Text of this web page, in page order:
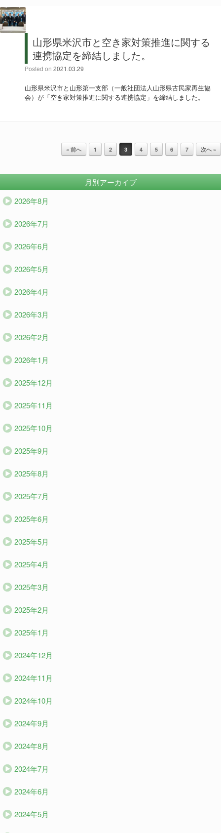
山形県米沢市と空き家対策推進に関する
連携協定を締結しました。
Posted on 2021.03.29
山形県米沢市と山形第一支部（一般社団法人山形県古民家再生協
会）が「空き家対策推進に関する連携協定」を締結しました。
« 前へ 1 2 3 4 5 6 7 次へ »
月別アーカイブ
2026年8月
2026年7月
2026年6月
2026年5月
2026年4月
2026年3月
2026年2月
2026年1月
2025年12月
2025年11月
2025年10月
2025年9月
2025年8月
2025年7月
2025年6月
2025年5月
2025年4月
2025年3月
2025年2月
2025年1月
2024年12月
2024年11月
2024年10月
2024年9月
2024年8月
2024年7月
2024年6月
2024年5月